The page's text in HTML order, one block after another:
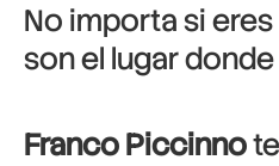
No importa si
son el lugar
Franco Piccinno